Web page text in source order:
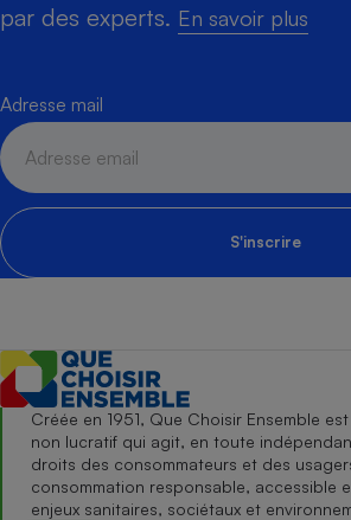
par des experts. En savoir plus
Adresse mail
S'inscrire
Créée en 1951, Que Choisir Ensemble
non lucratif qui agit, en toute
droits des consommateurs et des
consommation responsable, accessible
enjeux sanitaires, sociétaux et